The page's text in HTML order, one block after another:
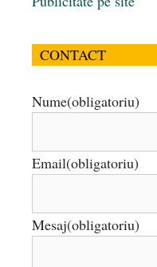
CONTACT
Nume(obligatoriu)
Email(obligatoriu)
Mesaj(obligatoriu)